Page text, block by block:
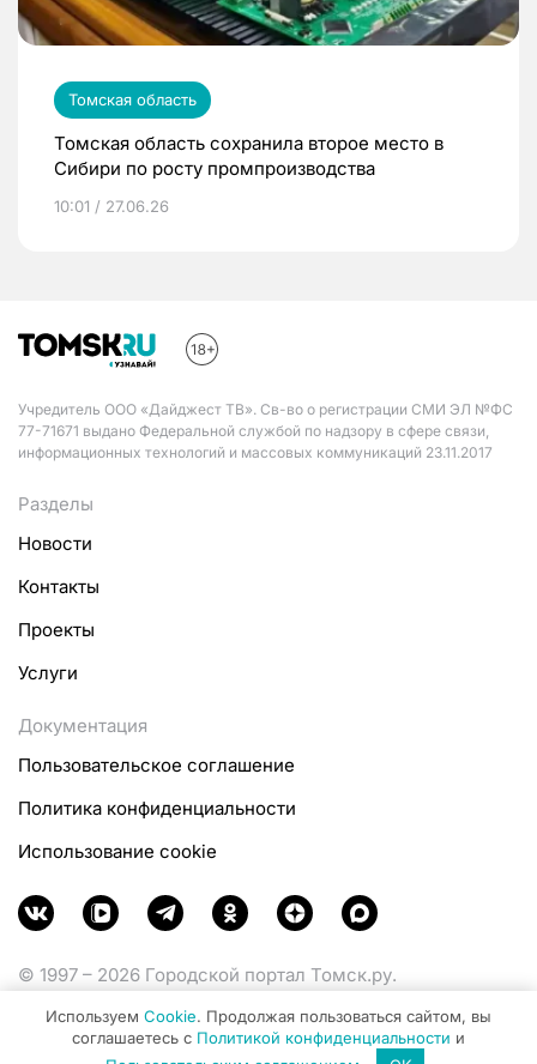
Томская область
Томская область сохранила второе место в
Сибири по росту промпроизводства
10:01 / 27.06.26
Учредитель ООО «Дайджест ТВ». Св-во о регистрации СМИ ЭЛ №ФС
77-71671 выдано Федеральной службой по надзору в сфере связи,
информационных технологий и массовых коммуникаций 23.11.2017
Разделы
Новости
Контакты
Проекты
Услуги
Документация
Пользовательское соглашение
Политика конфиденциальности
Использование cookie
© 1997 – 2026 Городской портал Томск.ру.
Министерства цифрового развития, связи и массовых
коммуникаций Российской Федерации.
Используем Cookie. Продолжая пользоваться сайтом, вы
соглашаетесь с Политикой конфиденциальности и